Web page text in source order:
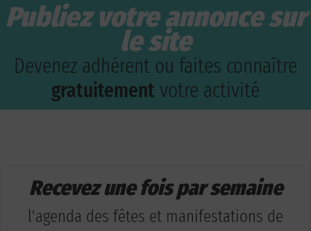
Publiez votre annonce sur
le site
Devenez adhérent ou faites connaître
gratuitement votre activité
Recevez une fois par semaine
l'agenda des fêtes et manifestations de